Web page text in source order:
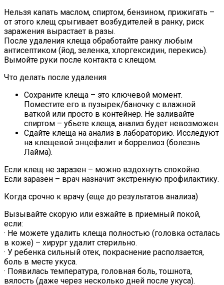
Нельзя капать маслом, спиртом, бензином, прижигать –
от этого клещ срыгивает возбудителей в ранку, риск
заражения вырастает в разы.
После удаления клеща обработайте ранку любым
антисептиком (йод, зеленка, хлоргексидин, перекись).
Вымойте руки после контакта с клещом.
Что делать после удаления
Сохраните клеща – это ключевой момент.
Поместите его в пузырек/баночку с влажной
ваткой или просто в контейнер. Не заливайте
спиртом – убьете клеща, анализ будет невозможен.
Сдайте клеща на анализ в лабораторию. Исследуют
на клещевой энцефалит и боррелиоз (болезнь
Лайма).
Если клещ не заразен – можно вздохнуть спокойно.
Если заразен – врач назначит экстренную профилактику.
Когда срочно к врачу (еще до результатов анализа)
Вызывайте скорую или езжайте в приемный покой,
если:
· Не можете удалить клеща полностью (головка осталась
в коже) – хирург удалит стерильно.
· У ребенка сильный отек, покраснение расползается,
боль в месте укуса.
· Появилась температура, головная боль, тошнота,
вялость (даже через несколько дней после укуса).